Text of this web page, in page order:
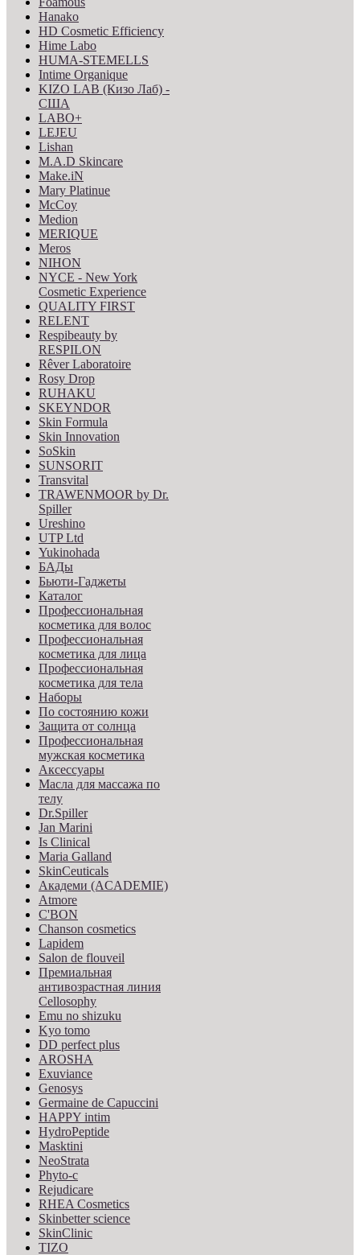
Hanako
HD Cosmetic Efficiency
Hime Labo
HUMA-STEMELLS
Intime Organique
KIZO LAB (Кизо Лаб) -
США
LABO+
LEJEU
Lishan
M.A.D Skincare
Make.iN
Mary Platinue
McCoy
Medion
MERIQUE
Meros
NIHON
NYCE - New York
Cosmetic Experience
QUALITY FIRST
RELENT
Respibeauty by
RESPILON
Rêver Laboratoire
Rosy Drop
RUHAKU
SKEYNDOR
Skin Formula
Skin Innovation
SoSkin
SUNSORIT
Transvital
TRAWENMOOR by Dr.
Spiller
Ureshino
UTP Ltd
Yukinohada
БАДы
Бьюти-Гаджеты
Каталог
Профессиональная
косметика для волос
Профессиональная
косметика для лица
Профессиональная
косметика для тела
Наборы
По состоянию кожи
Защита от солнца
Профессиональная
мужская косметика
Аксессуары
Масла для массажа по
телу
Dr.Spiller
Jan Marini
Is Clinical
Maria Galland
SkinCeuticals
Академи (ACADEMIE)
Atmore
C'BON
Chanson cosmetics
Lapidem
Salon de flouveil
Премиальная
антивозрастная линия
Cellosophy
Emu no shizuku
Kyo tomo
DD perfect plus
AROSHA
Exuviance
Genosys
Germaine de Capuccini
HAPPY intim
HydroPeptide
Masktini
NeoStrata
Phyto-c
Rejudicare
RHEA Cosmetics
Skinbetter science
SkinСlinic
TIZO